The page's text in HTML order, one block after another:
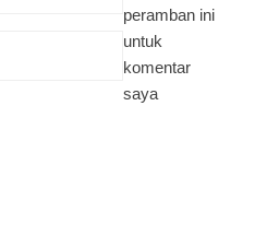
peramban ini
untuk
komentar
saya